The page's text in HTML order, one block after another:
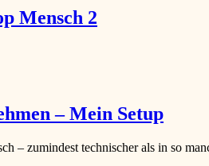
Mensch 2
– Mein Setup
– zumindest technischer als in so